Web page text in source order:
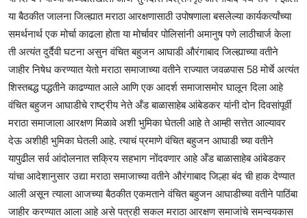
या बैठकीत जालना जिल्ह्यात मराठा आरक्षणासाठी उपोषणाला बसलेल्या कार्यकर्त्यांच्या
समर्थनार्थ एक मोर्चा काढला होता या मोर्चावर पोलिसांनी अमानुष पणे लाठीचार्ज केला
ती अत्यंत दुर्दैवी घटना असुन वंचित बहुजन आघाडी औरंगाबाद जिल्ह्याच्या वतीने
जाहीर निषेध करण्यात येतो मराठा समाजाच्या वतीने राज्यात जवळपास 58 मोर्चे अत्यंत
शिस्तबद्ध पद्धतीने काढण्यात आले आणि एक आदर्श समाजासमोर घालून दिला आहे
वंचित बहुजन आघाडीचे राष्ट्रीय नेते अँड बाळासाहेब आंबेडकर यांनी दोन दिवसांपूर्वी
मराठा समाजाला आरक्षण मिळावे अशी भुमिका घेतली आहे ते आम्ही सत्तेत आल्यावर
देऊ अशीही भुमिका घेतली आहे. त्याचं प्रमाणे वंचित बहुजन आघाडी च्या वतीने
यापुढील सर्व आंदोलनात सक्रिय सहभाग नोंदवणार आहे अँड बाळासाहेब आंबेडकर
यांचा आदेशानुसार उद्या मराठा समाजाच्या वतीने औरंगाबाद जिल्हा बंद ची हाक देण्यात
आली असून त्याला आजच्या बैठकीत एकमताने वंचित बहुजन आघाडीच्या वतीने पाठिंबा
जाहीर करण्यात आला आहे असे पत्रही सकल मराठा आरक्षण समाजांचे समन्वयकास